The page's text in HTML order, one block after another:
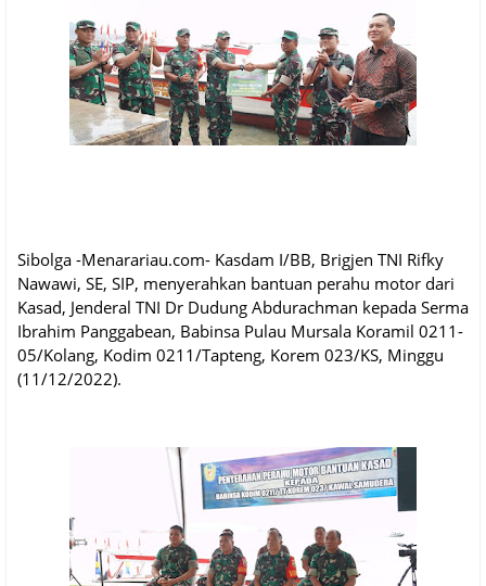
Sibolga -Menarariau.com- Kasdam I/BB, Brigjen TNI Rifky
Nawawi, SE, SIP, menyerahkan bantuan perahu motor dari
Kasad, Jenderal TNI Dr Dudung Abdurachman kepada Serma
Ibrahim Panggabean, Babinsa Pulau Mursala Koramil 0211-
05/Kolang, Kodim 0211/Tapteng, Korem 023/KS, Minggu
(11/12/2022).